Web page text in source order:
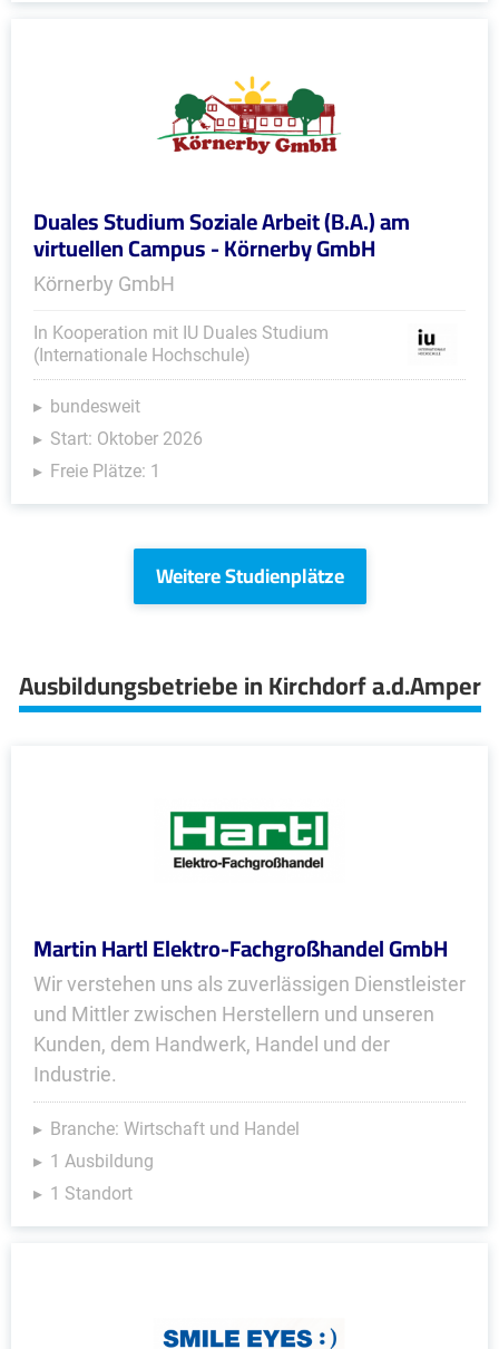
Duales Studium Soziale Arbeit (B.A.) am
virtuellen Campus - Körnerby GmbH
Körnerby GmbH
In Kooperation mit IU Duales Studium
(Internationale Hochschule)
bundesweit
Start: Oktober 2026
Freie Plätze: 1
Weitere Studienplätze
Ausbildungsbetriebe in Kirchdorf a.d.Amper
Martin Hartl Elektro-Fachgroßhandel GmbH
Wir verstehen uns als zuverlässigen Dienstleister
und Mittler zwischen Herstellern und unseren
Kunden, dem Handwerk, Handel und der
Industrie.
Branche: Wirtschaft und Handel
1 Ausbildung
1 Standort